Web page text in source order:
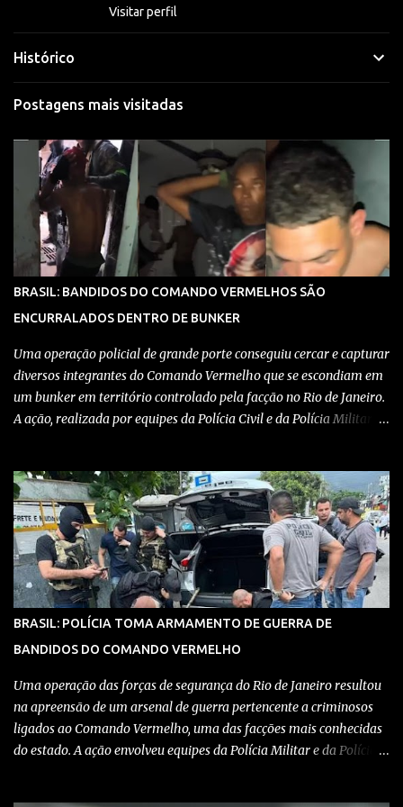
Visitar perfil
Histórico
Postagens mais visitadas
BRASIL: BANDIDOS DO COMANDO VERMELHOS SÃO
ENCURRALADOS DENTRO DE BUNKER
Uma operação policial de grande porte conseguiu cercar e capturar
diversos integrantes do Comando Vermelho que se escondiam em
um bunker em território controlado pela facção no Rio de Janeiro.
A ação, realizada por equipes da Polícia Civil e da Polícia Militar,
de coordenar atividades criminosas na região. Confira detalhes no
vídeo: Clique aqui para ter acesso ao livro O Brasil e a pandemia de
absurdos, escrito por juristas, economistas, jornalistas e
profissionais da saúde conservadores sobre os absurdos
praticados durante a pandemia de Covid-19, como tiranias,
campanhas anticientíficas, atos de corrupção,
inconstitucionalidades por notáveis autoridades, fraudes e muito
perseguidos por políticos e seus assessores nos grupos de
WhatsApp! Garanta acesso ao nosso conteúdo clicando aqui , para
entrar no grupo do Whats...
BRASIL: POLÍCIA TOMA ARMAMENTO DE GUERRA DE
BANDIDOS DO COMANDO VERMELHO
Uma operação das forças de segurança do Rio de Janeiro resultou
na apreensão de um arsenal de guerra pertencente a criminosos
ligados ao Comando Vermelho, uma das facções mais conhecidas
do estado. A ação envolveu equipes da Polícia Militar e da Polícia